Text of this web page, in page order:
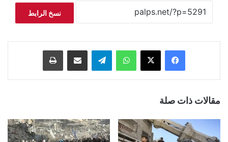
نسخ الرابط
فيسبوك ‫X واتساب تيلقرام مشاركة عبر البريد طباعة
مقالات ذات صلة